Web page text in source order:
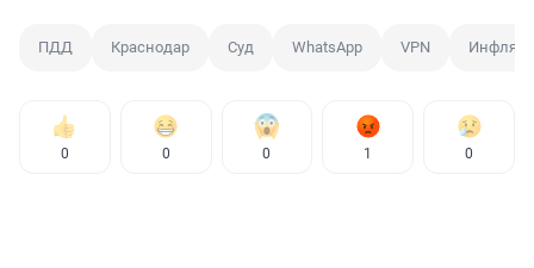
ПДД Краснодар Суд WhatsApp VPN
0 0 0 1 0